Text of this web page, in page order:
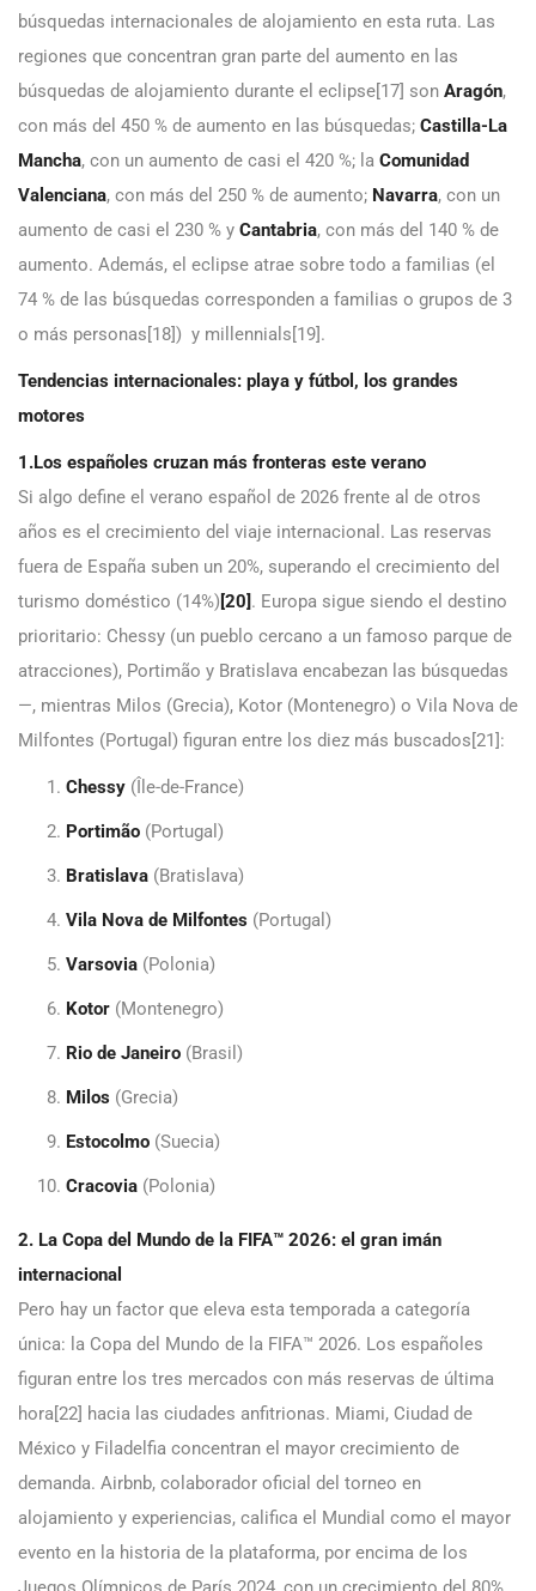
búsquedas internacionales de alojamiento en esta ruta. Las
regiones que concentran gran parte del aumento en las
búsquedas de alojamiento durante el eclipse[17] son Aragón,
con más del 450 % de aumento en las búsquedas; Castilla-La
Mancha, con un aumento de casi el 420 %; la Comunidad
Valenciana, con más del 250 % de aumento; Navarra, con un
aumento de casi el 230 % y Cantabria, con más del 140 % de
aumento. Además, el eclipse atrae sobre todo a familias (el
74 % de las búsquedas corresponden a familias o grupos de 3
o más personas[18]) y millennials[19].
Tendencias internacionales: playa y fútbol, los grandes
motores
1.Los españoles cruzan más fronteras este verano
Si algo define el verano español de 2026 frente al de otros
años es el crecimiento del viaje internacional. Las reservas
fuera de España suben un 20%, superando el crecimiento del
turismo doméstico (14%) [20] . Europa sigue siendo el destino
prioritario: Chessy (un pueblo cercano a un famoso parque de
atracciones), Portimão y Bratislava encabezan las búsquedas
—, mientras Milos (Grecia), Kotor (Montenegro) o Vila Nova de
Milfontes (Portugal) figuran entre los diez más buscados[21]:
Chessy (Île-de-France)
Portimão (Portugal)
Bratislava (Bratislava)
Vila Nova de Milfontes (Portugal)
Varsovia (Polonia)
Kotor (Montenegro)
Rio de Janeiro (Brasil)
Milos (Grecia)
Estocolmo (Suecia)
Cracovia (Polonia)
2. La Copa del Mundo de la FIFA™ 2026: el gran imán
internacional
Pero hay un factor que eleva esta temporada a categoría
única: la Copa del Mundo de la FIFA™ 2026. Los españoles
figuran entre los tres mercados con más reservas de última
hora[22] hacia las ciudades anfitrionas. Miami, Ciudad de
México y Filadelfia concentran el mayor crecimiento de
demanda. Airbnb, colaborador oficial del torneo en
alojamiento y experiencias, califica el Mundial como el mayor
evento en la historia de la plataforma, por encima de los